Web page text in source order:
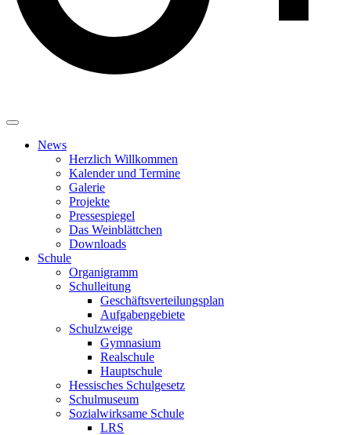
News
Herzlich Willkommen
Kalender und Termine
Galerie
Projekte
Pressespiegel
Das Weinblättchen
Downloads
Schule
Organigramm
Schulleitung
Geschäftsverteilungsplan
Aufgabengebiete
Schulzweige
Gymnasium
Realschule
Hauptschule
Hessisches Schulgesetz
Schulmuseum
Sozialwirksame Schule
LRS